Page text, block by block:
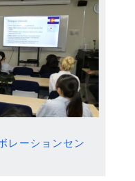
レーションセン